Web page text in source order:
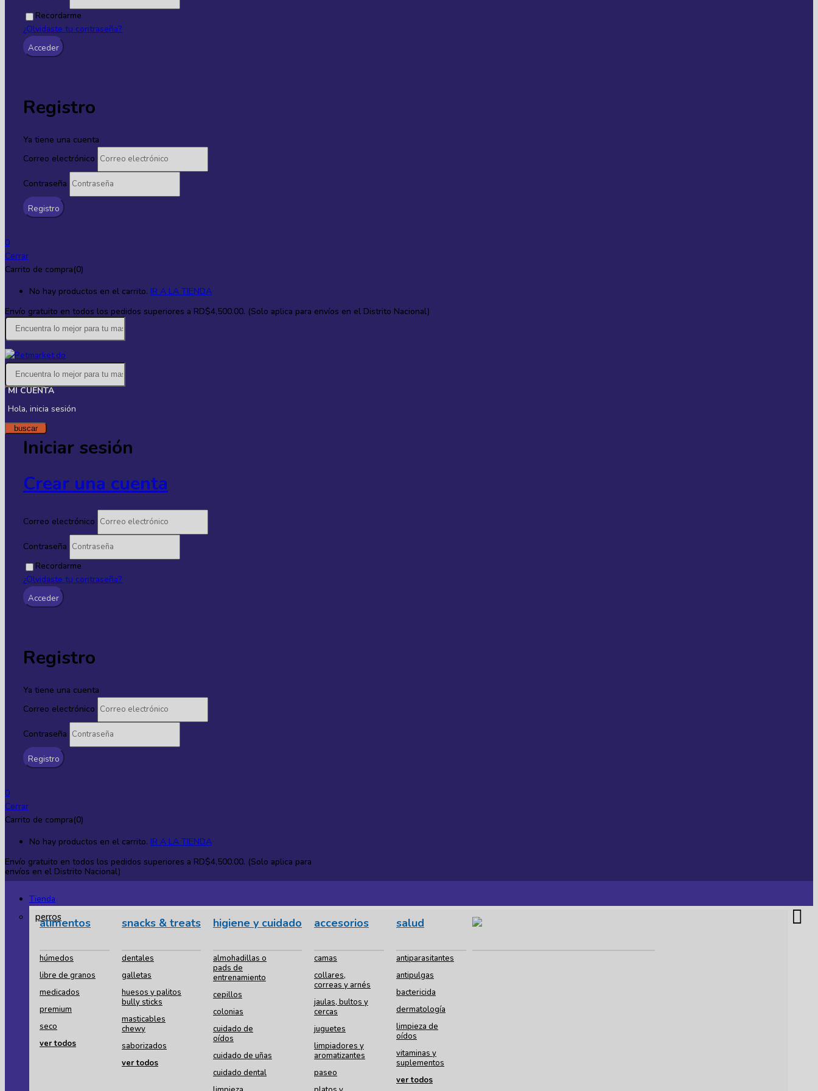
Recordarme
¿Olvidaste tu contraseña?
Registro
Ya tiene una cuenta
Correo electrónico
Contraseña
0
Cerrar
Carrito de compra(0)
No hay productos en el carrito. IR A LA TIENDA
Envío gratuito en todos los pedidos superiores a RD$4,500.00. (Solo aplica para envíos en el Distrito Nacional)
buscar
MI CUENTA
Hola, inicia sesión
Iniciar sesión
Crear una cuenta
Correo electrónico
Contraseña
Recordarme
¿Olvidaste tu contraseña?
Registro
Ya tiene una cuenta
Correo electrónico
Contraseña
0
Cerrar
Carrito de compra(0)
No hay productos en el carrito. IR A LA TIENDA
Envío gratuito en todos los pedidos superiores a RD$4,500.00. (Solo aplica para
envíos en el Distrito Nacional)
Tienda
perros
alimentos
húmedos
libre de granos
medicados
premium
seco
ver todos
snacks & treats
dentales
galletas
huesos y palitos
bully sticks
masticables
chewy
saborizados
ver todos
higiene y cuidado
almohadillas o
pads de
entrenamiento
cepillos
colonias
cuidado de
oídos
cuidado de uñas
cuidado dental
accesorios
camas
collares,
correas y arnés
jaulas, bultos y
cercas
juguetes
limpiadores y
aromatizantes
paseo
salud
antiparasitantes
antipulgas
bactericida
dermatología
limpieza de
oídos
vitaminas y
suplementos
ver todos